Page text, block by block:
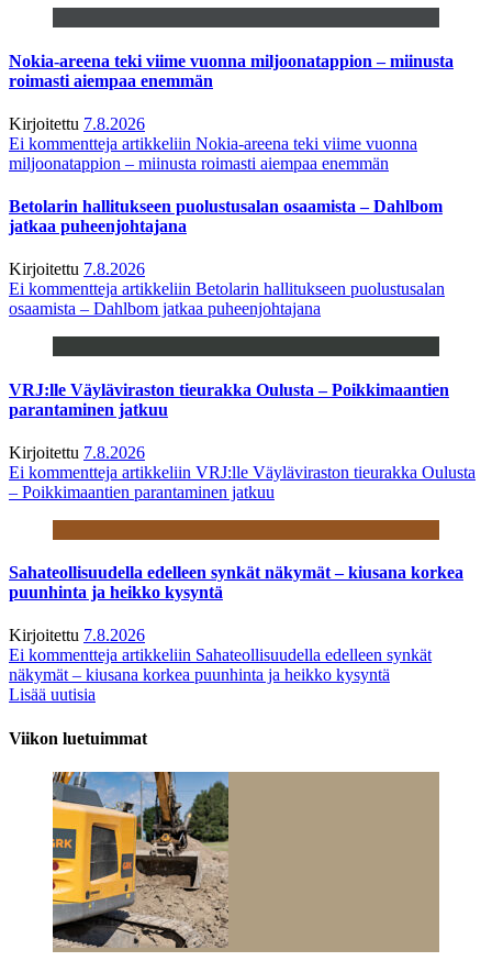
Nokia-areena teki viime vuonna miljoonatappion – miinusta
roimasti aiempaa enemmän
Kirjoitettu 7.8.2026
Ei kommentteja artikkeliin Nokia-areena teki viime vuonna
miljoonatappion – miinusta roimasti aiempaa enemmän
Betolarin hallitukseen puolustusalan osaamista – Dahlbom
jatkaa puheenjohtajana
Kirjoitettu 7.8.2026
Ei kommentteja artikkeliin Betolarin hallitukseen puolustusalan
osaamista – Dahlbom jatkaa puheenjohtajana
VRJ:lle Väyläviraston tieurakka Oulusta – Poikkimaantien
parantaminen jatkuu
Kirjoitettu 7.8.2026
Ei kommentteja artikkeliin VRJ:lle Väyläviraston tieurakka Oulusta
– Poikkimaantien parantaminen jatkuu
Sahateollisuudella edelleen synkät näkymät – kiusana korkea
puunhinta ja heikko kysyntä
Kirjoitettu 7.8.2026
Ei kommentteja artikkeliin Sahateollisuudella edelleen synkät
näkymät – kiusana korkea puunhinta ja heikko kysyntä
Lisää uutisia
Viikon luetuimmat